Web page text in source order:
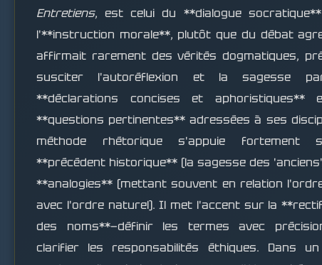
Entretiens, est celui du **dialogue
l'**instruction morale**, plutôt que du débat
affirmait rarement des vérités dogmatiques,
susciter l'autoréflexion et la sagesse
**déclarations concises et aphoristiques**
**questions pertinentes** adressées à ses
méthode rhétorique s'appuie fortement
**précédent historique** (la sagesse des
**analogies** (mettant souvent en relation
avec l'ordre naturel). Il met l'accent sur la
des noms**—définir les termes avec
clarifier les responsabilités éthiques. Dans